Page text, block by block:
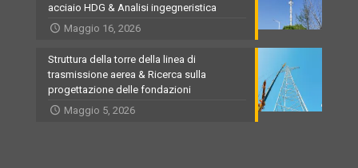
acciaio HDG & Analisi ingegneristica
Maggio 16, 2026
Struttura della torre della linea di
trasmissione aerea & Ricerca sulla
progettazione delle fondazioni
Maggio 5, 2026